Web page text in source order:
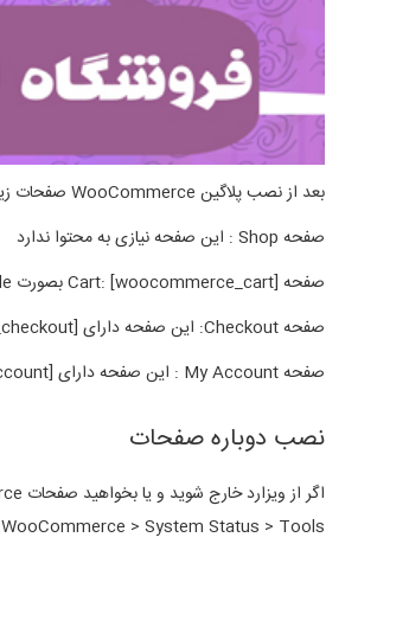
بعد از نصب پلاگین WooCommerce صفحات زیر اضافه خواند شد.
صفحه Shop : این صفحه نیازی به محتوا ندارد
صفحه Cart: [woocommerce_cart] بصورت shortcode را در در محتوای صفحه Cart خواهید دید.
صفحه Checkout: این صفحه دارای [woocommerce_checkout] و shortcode و محتوای مربوط به ارسال کالا و نحوه پرداخت در این صفحه قرار دارد.
صفحه My Account : این صفحه دارای [woocommerce_my_account] shortcode بوده و اطلاعات هر کاربر را بصورت اطلاعات اکانت و سفارشات او و غیره میباشد.
نصب دوباره صفحات
اگر از ویزارد خارج شوید و یا بخواهید صفحات WooCommerce را دوباره نصب کنید. دستور
WooCommerce > System Status > Tools و سپس از ابزار page installer tool استفاده کنید.